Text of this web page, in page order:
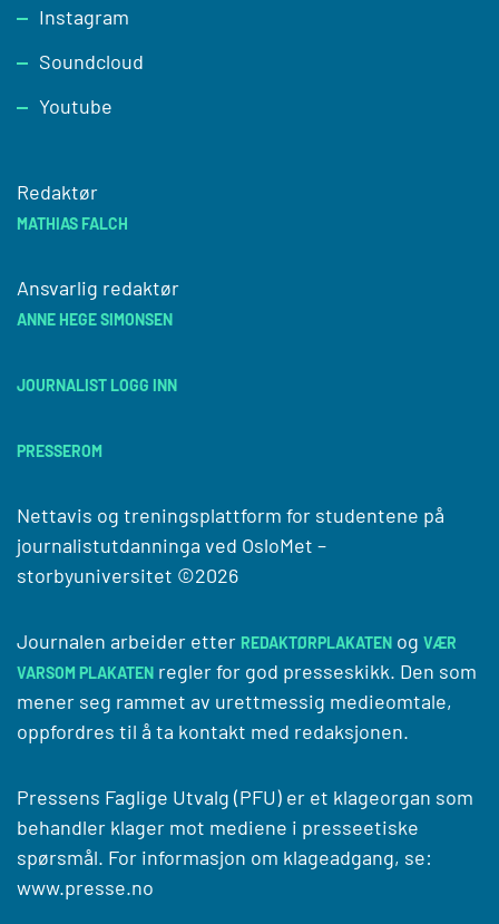
Instagram
Soundcloud
Youtube
Redaktør
MATHIAS FALCH
Ansvarlig redaktør
ANNE HEGE SIMONSEN
JOURNALIST LOGG INN
PRESSEROM
Nettavis og treningsplattform for studentene på
journalistutdanninga ved OsloMet –
storbyuniversitet ©2026
Journalen arbeider etter REDAKTØRPLAKATEN og VÆR
VARSOM PLAKATEN regler for god presseskikk. Den som
mener seg rammet av urettmessig medieomtale,
oppfordres til å ta kontakt med redaksjonen.
Pressens Faglige Utvalg (PFU) er et klageorgan som
behandler klager mot mediene i presseetiske
spørsmål. For informasjon om klageadgang, se:
www.presse.no